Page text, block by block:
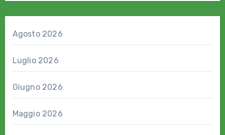
Agosto 2026
Luglio 2026
Giugno 2026
Maggio 2026